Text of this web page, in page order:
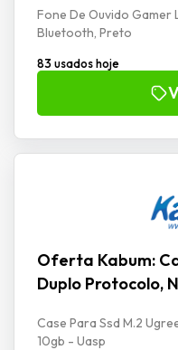
Fone De Ouvido Gamer
Bluetooth, Preto
83 usados hoje
Oferta Kabum:
Duplo Protocolo,
Case Para Ssd M.2
10gb - Uasp